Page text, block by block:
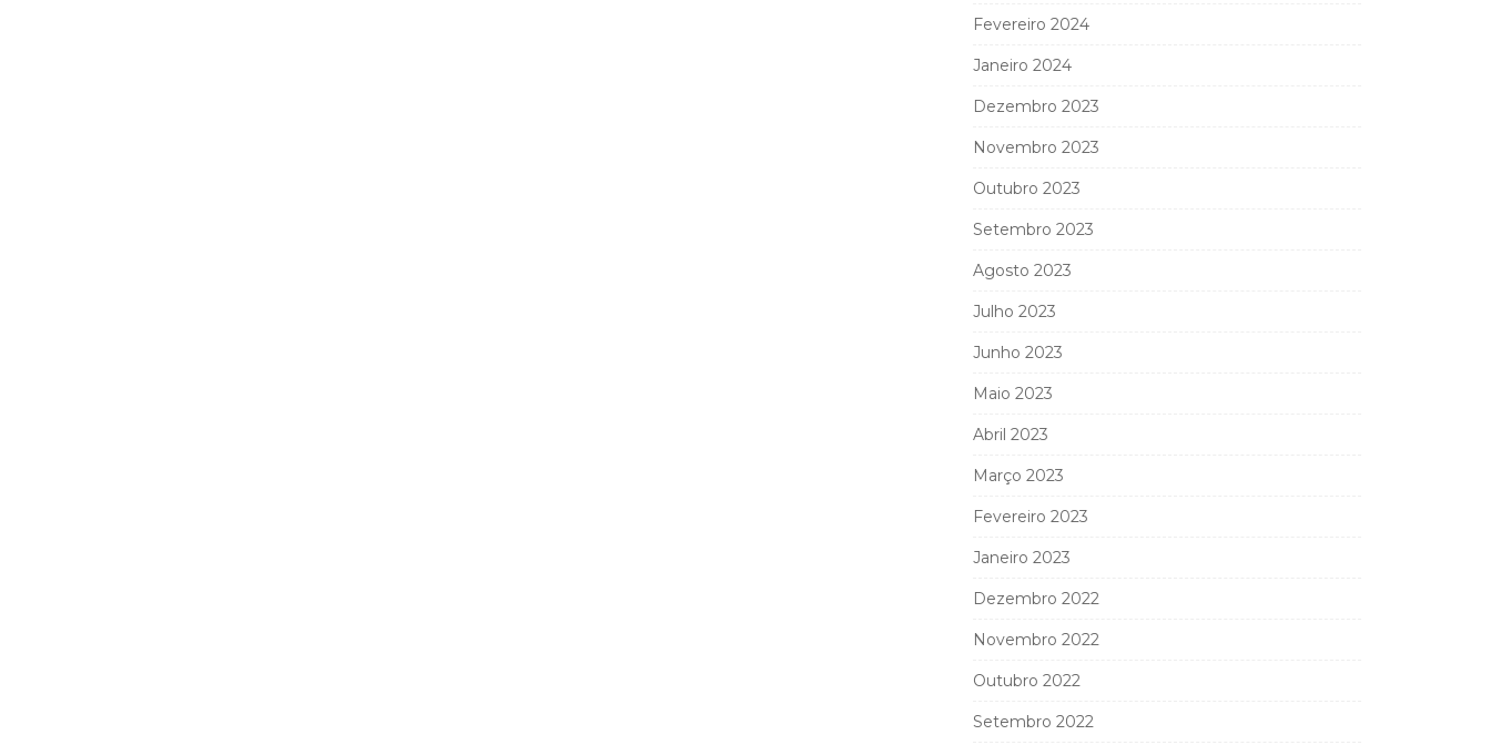
Fevereiro 2024
Janeiro 2024
Dezembro 2023
Novembro 2023
Outubro 2023
Setembro 2023
Agosto 2023
Julho 2023
Junho 2023
Maio 2023
Abril 2023
Março 2023
Fevereiro 2023
Janeiro 2023
Dezembro 2022
Novembro 2022
Outubro 2022
Setembro 2022